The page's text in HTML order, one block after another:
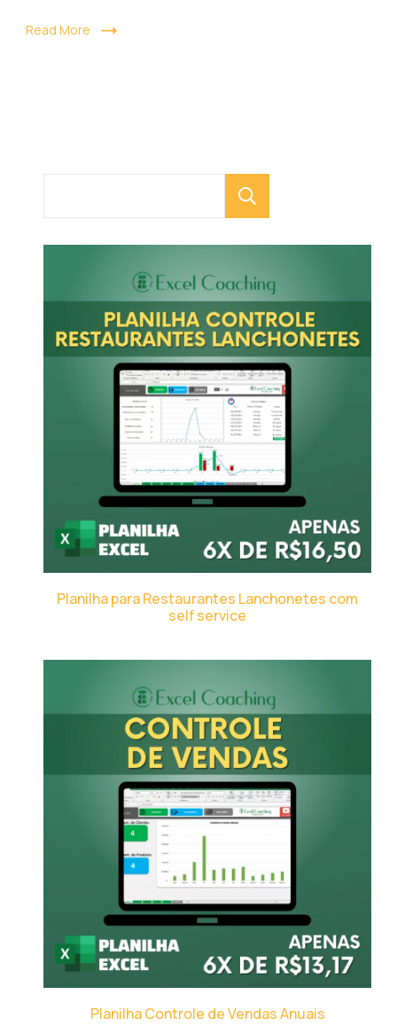
Read More
Planilha para Restaurantes Lanchonetes com
self service
Planilha Controle de Vendas Anuais